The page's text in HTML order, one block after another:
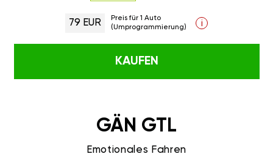
79 EUR
Preis für 1 Auto
(Umprogrammierung)
i
KAUFEN
GÄN GTL
Emotionales Fahren